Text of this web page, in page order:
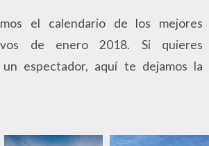
el calendario de los mejores
de enero 2018. Si quieres
espectador, aquí te dejamos la